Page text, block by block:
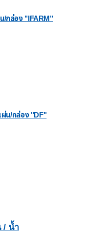
/กล่อง "IFARM"
ผ่น/กล่อง "DF"
/ น้ำ